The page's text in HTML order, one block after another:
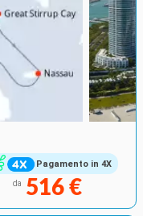
Pagamento in 4X
da 516 €